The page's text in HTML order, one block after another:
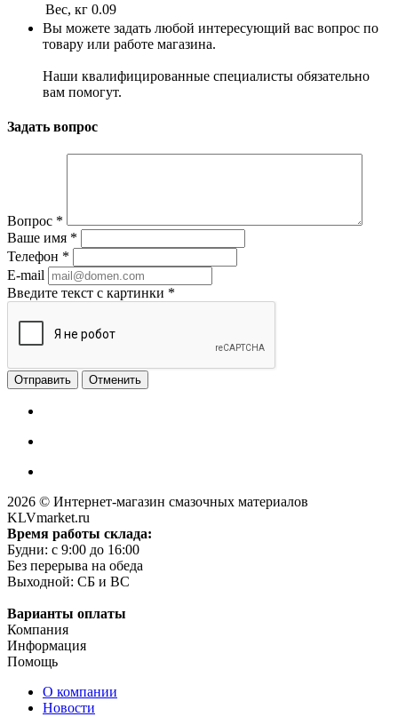
Вес, кг 0.09
Вы можете задать любой интересующий вас вопрос по
товару или работе магазина.
Наши квалифицированные специалисты обязательно
вам помогут.
Задать вопрос
Вопрос *
Ваше имя *
Телефон *
E-mail
Введите текст с картинки *
Отменить
2026 © Интернет-магазин смазочных материалов
KLVmarket.ru
Время работы склада:
Будни: c 9:00 до 16:00
Без перерыва на обеда
Выходной: СБ и ВС
Варианты оплаты
Компания
Информация
Помощь
О компании
Новости